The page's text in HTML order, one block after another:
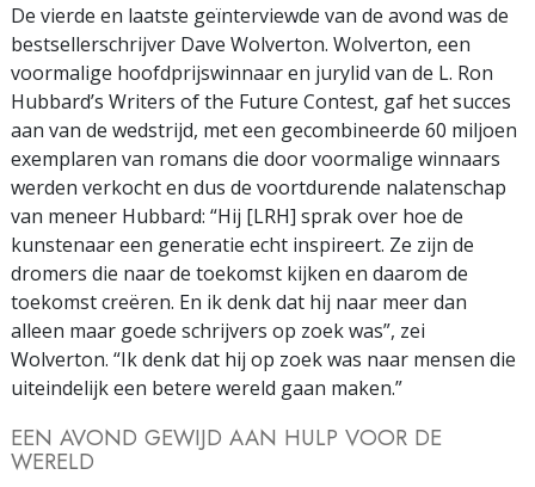
De vierde en laatste geïnterviewde van de avond was de
bestsellerschrijver Dave Wolverton. Wolverton, een
voormalige hoofdprijswinnaar en jurylid van de L. Ron
Hubbard’s Writers of the Future Contest, gaf het succes
aan van de wedstrijd, met een gecombineerde 60 miljoen
exemplaren van romans die door voormalige winnaars
werden verkocht en dus de voortdurende nalatenschap
van meneer Hubbard: “Hij [LRH] sprak over hoe de
kunstenaar een generatie echt inspireert. Ze zijn de
dromers die naar de toekomst kijken en daarom de
toekomst creëren. En ik denk dat hij naar meer dan
alleen maar goede schrijvers op zoek was”, zei
Wolverton. “Ik denk dat hij op zoek was naar mensen die
uiteindelijk een betere wereld gaan maken.”
EEN AVOND GEWIJD AAN HULP VOOR DE
WERELD